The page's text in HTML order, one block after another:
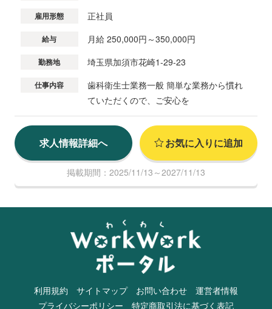
雇用形態 正社員
給与 月給 250,000円～350,000円
勤務地 埼玉県加須市花崎1-29-23
仕事内容
歯科衛生士業務一般 簡単な業務から慣れ
ていただくので、ご安心を
求人情報詳細へ お気に入りに追加
掲載期間：2025/11/13～2027/11/13
利用規約 サイトマップ お問い合わせ
運営者情報
プライバシーポリシー
特定商取引法に基づく表記